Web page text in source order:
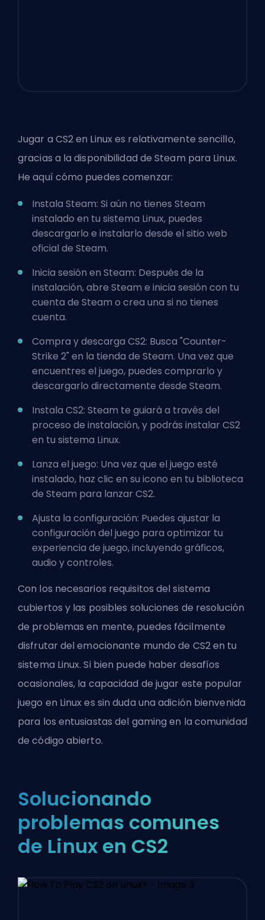
Jugar a CS2 en Linux es relativamente sencillo,
gracias a la disponibilidad de Steam para Linux.
He aquí cómo puedes comenzar:
Instala Steam: Si aún no tienes Steam
instalado en tu sistema Linux, puedes
descargarlo e instalarlo desde el sitio web
oficial de Steam.
Inicia sesión en Steam: Después de la
instalación, abre Steam e inicia sesión con tu
cuenta de Steam o crea una si no tienes
cuenta.
Compra y descarga CS2: Busca "Counter-
Strike 2" en la tienda de Steam. Una vez que
encuentres el juego, puedes comprarlo y
descargarlo directamente desde Steam.
Instala CS2: Steam te guiará a través del
proceso de instalación, y podrás instalar CS2
en tu sistema Linux.
Lanza el juego: Una vez que el juego esté
instalado, haz clic en su icono en tu biblioteca
de Steam para lanzar CS2.
Ajusta la configuración: Puedes ajustar la
configuración del juego para optimizar tu
experiencia de juego, incluyendo gráficos,
audio y controles.
Con los necesarios requisitos del sistema
cubiertos y las posibles soluciones de resolución
de problemas en mente, puedes fácilmente
disfrutar del emocionante mundo de CS2 en tu
sistema Linux. Si bien puede haber desafíos
ocasionales, la capacidad de jugar este popular
juego en Linux es sin duda una adición bienvenida
para los entusiastas del gaming en la comunidad
de código abierto.
Solucionando
problemas comunes
de Linux en CS2